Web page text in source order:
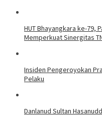
HUT Bhayangkara ke-79,
Memperkuat Sinergitas
Insiden Pengeroyokan
Pelaku
Danlanud Sultan